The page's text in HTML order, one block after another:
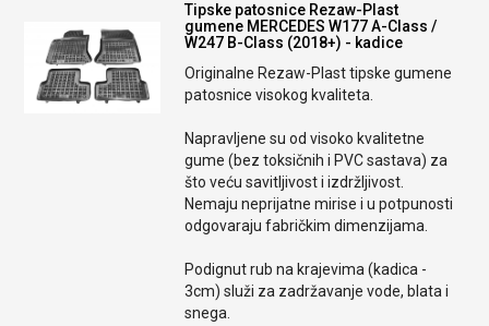
Tipske patosnice Rezaw-Plast
gumene MERCEDES W177 A-Class /
W247 B-Class (2018+) - kadice
Originalne Rezaw-Plast tipske gumene
patosnice visokog kvaliteta.
Napravljene su od visoko kvalitetne
gume (bez toksičnih i PVC sastava) za
što veću savitljivost i izdržljivost.
Nemaju neprijatne mirise i u potpunosti
odgovaraju fabričkim dimenzijama.
Podignut rub na krajevima (kadica -
3cm) služi za zadržavanje vode, blata i
snega.